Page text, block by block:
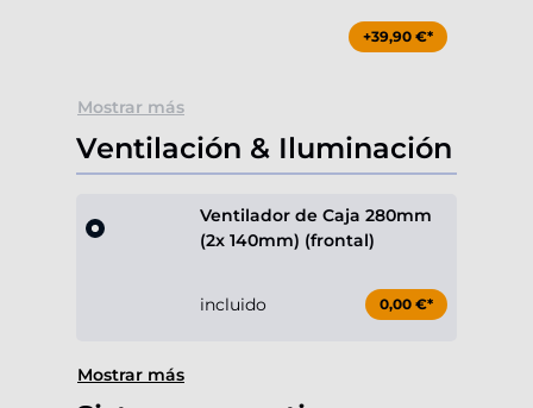
+39,90 €*
Mostrar más
Ventilación & Iluminación
Ventilador de Caja 280mm
(2x 140mm) (frontal)
incluido 0,00 €*
Mostrar más